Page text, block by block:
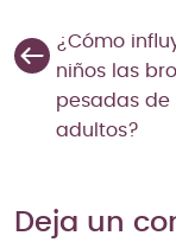
¿Cómo
niños las
pesadas de
adultos?
Deja un